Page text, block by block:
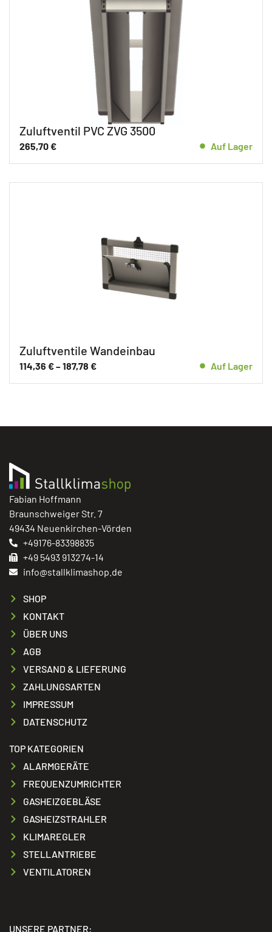
Zuluftventil PVC ZVG 3500
265,70€ Auf Lager
Zuluftventile Wandeinbau
114,36 €–187,78 € Auf Lager
Fabian Hoffmann
Braunschweiger Str. 7
49434 Neuenkirchen-Vörden
+49176-83398835
+49 5493 913274-14
info@stallklimashop.de
SHOP
KONTAKT
ÜBER UNS
AGB
VERSAND & LIEFERUNG
ZAHLUNGSARTEN
IMPRESSUM
DATENSCHUTZ
TOP KATEGORIEN
ALARMGERÄTE
FREQUENZUMRICHTER
GASHEIZGEBLÄSE
GASHEIZSTRAHLER
KLIMAREGLER
STELLANTRIEBE
VENTILATOREN
UNSERE PARTNER: